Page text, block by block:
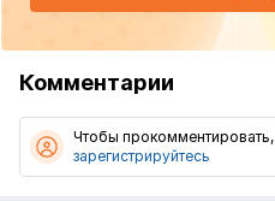
Комментарии
Чтобы прокомментировать,
зарегистрируйтесь